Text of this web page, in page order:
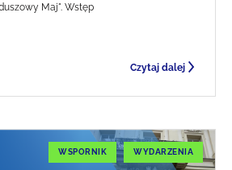
Maj". Wstęp
Czytaj dalej
WSPORNIK WYDARZENIA